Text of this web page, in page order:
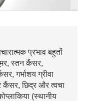
प्रभाव बहुतों
स्तन कैंसर,
गर्भाशय ग्रीवा
छिद्र और त्वचा
(स्थानीय